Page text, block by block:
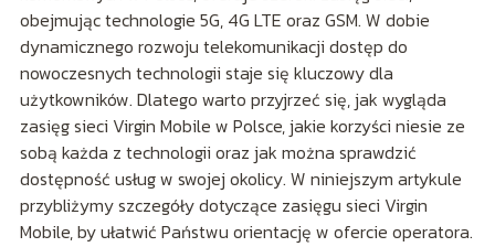
obejmując technologie 5G, 4G LTE oraz GSM. W dobie
dynamicznego rozwoju telekomunikacji dostęp do
nowoczesnych technologii staje się kluczowy dla
użytkowników. Dlatego warto przyjrzeć się, jak wygląda
zasięg sieci Virgin Mobile w Polsce, jakie korzyści niesie ze
sobą każda z technologii oraz jak można sprawdzić
dostępność usług w swojej okolicy. W niniejszym artykule
przybliżymy szczegóły dotyczące zasięgu sieci Virgin
Mobile, by ułatwić Państwu orientację w ofercie operatora.